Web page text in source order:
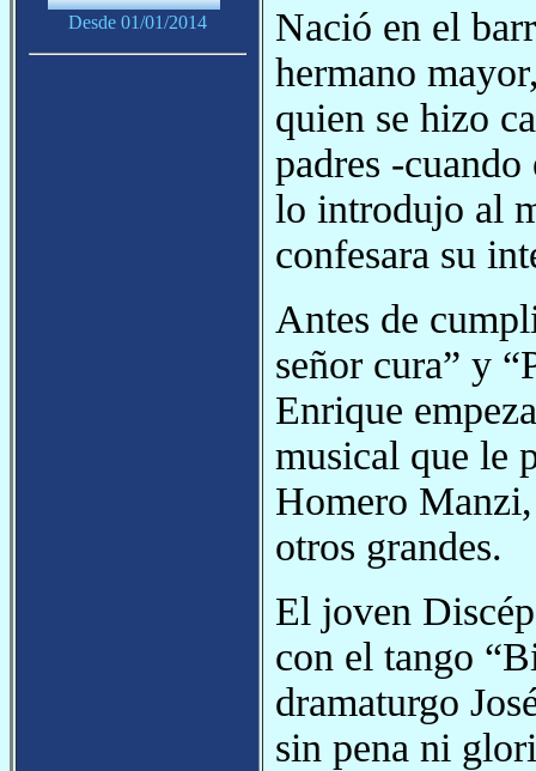
Desde 01/01/2014
Nació en el
hermano
quien se hizo
padres -
lo introdujo al
confesara su
Antes de
señor cura” y
Enrique
musical que le
Homero
otros grandes.
El joven
con el tango
dramaturgo
sin pena ni